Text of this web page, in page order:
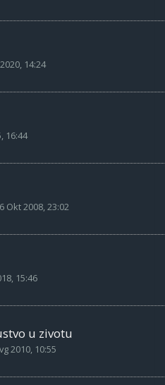
14:24
16:44
Okt 2008, 23:02
15:46
u zivotu
2010, 10:55